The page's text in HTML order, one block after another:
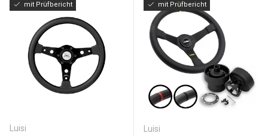
mit Prüfbericht
Luisi
mit Prüfbericht
Luisi